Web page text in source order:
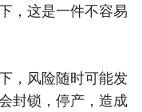
，这是一件不容易
，风险随时可能发
封锁，停产，造成